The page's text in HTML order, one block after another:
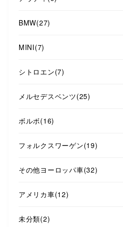
BMW(27)
MINI(7)
シトロエン(7)
メルセデスベンツ(25)
ボルボ(16)
フォルクスワーゲン(19)
その他ヨーロッパ車(32)
アメリカ車(12)
未分類(2)